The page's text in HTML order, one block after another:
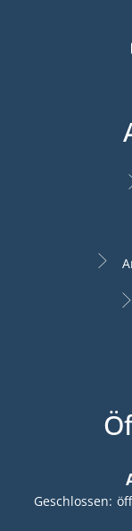
Klicken, um
Geschlossen: